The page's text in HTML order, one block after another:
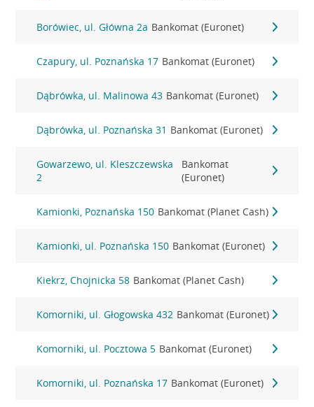
Borówiec, ul. Główna 2a Bankomat (Euronet)
Czapury, ul. Poznańska 17 Bankomat (Euronet)
Dąbrówka, ul. Malinowa 43 Bankomat (Euronet)
Dąbrówka, ul. Poznańska 31 Bankomat (Euronet)
Gowarzewo, ul. Kleszczewska
2
Bankomat
(Euronet)
Kamionki, Poznańska 150 Bankomat (Planet Cash)
Kamionki, ul. Poznańska 150 Bankomat (Euronet)
Kiekrz, Chojnicka 58 Bankomat (Planet Cash)
Komorniki, ul. Głogowska 432 Bankomat (Euronet)
Komorniki, ul. Pocztowa 5 Bankomat (Euronet)
Komorniki, ul. Poznańska 17 Bankomat (Euronet)